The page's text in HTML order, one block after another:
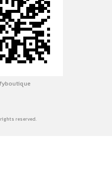
reserved.